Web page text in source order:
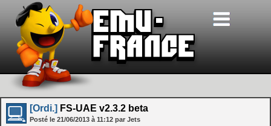
[Ordi.] FS-UAE v2.3.2 beta
Posté le 21/06/2013 à 11:12 par Jets